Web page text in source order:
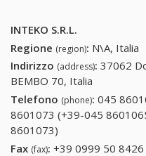
INTEKO S.R.L.
Regione (region): N\A, Italia
Indirizzo (address): 37062
BEMBO 70, Italia
Telefono (phone): 045
8601073 (+39-045
8601073)
045
Fax (fax): +39 0999 50 8426